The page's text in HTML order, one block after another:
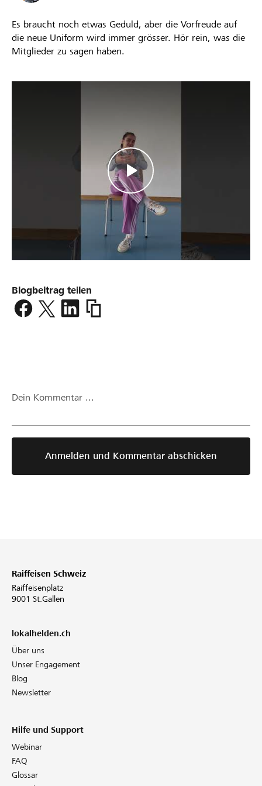
Es braucht noch etwas Geduld, aber die Vorfreude auf
die neue Uniform wird immer grösser. Hör rein, was die
Mitglieder zu sagen haben.
Blogbeitrag teilen
https://www.lokalhelden.ch/neue-
uniform/blog2/beitrag/vorfreude-
Dein Kommentar ...
Anmelden und Kommentar abschicken
Raiffeisen Schweiz
Raiffeisenplatz
9001 St.Gallen
lokalhelden.ch
Über uns
Unser Engagement
Blog
Newsletter
Hilfe und Support
Webinar
FAQ
Glossar